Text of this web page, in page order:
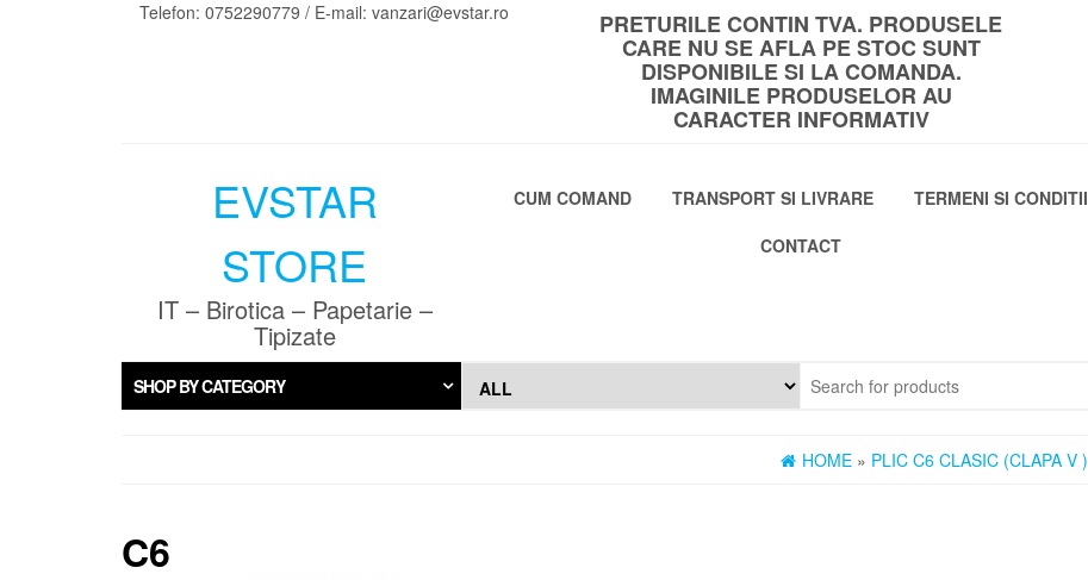
Telefon: 0752290779 / E-mail: vanzari@evstar.ro PRETURILE CONTIN TVA. PRODUSELE
CARE NU SE AFLA PE STOC SUNT
DISPONIBILE SI LA COMANDA.
IMAGINILE PRODUSELOR AU
CARACTER INFORMATIV
EVSTAR
STORE
IT – Birotica – Papetarie –
Tipizate
CUM COMAND TRANSPORT SI LIVRARE
TERMENI SI CONDITII
CONTACT
SHOP BY CATEGORY
HOME » PLIC C6 CLASIC (CLAPA V )
C6